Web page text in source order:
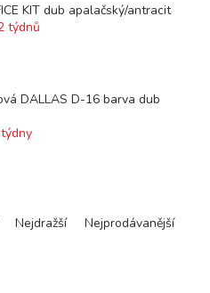
KIT dub apalačský/antracit
týdnů
DALLAS D-16 barva dub
Nejdražší Nejprodávanější